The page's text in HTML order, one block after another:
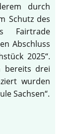
durch
Schutz des
Fairtrade
Abschluss
2025“.
bereits drei
wurden
Sachsen“.